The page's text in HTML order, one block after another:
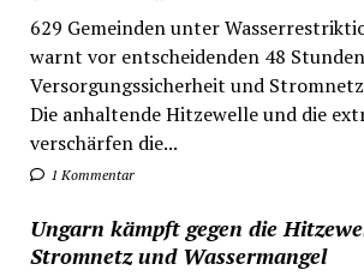
629 Gemeinden unter
warnt vor entscheidenden 48
Versorgungssicherheit und
Die anhaltende Hitzewelle und die
verschärfen die...
1 Kommentar
Ungarn kämpft gegen die
Stromnetz und Wassermangel